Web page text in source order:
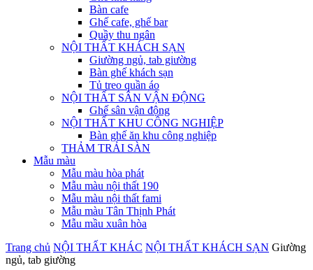
Bàn cafe
Ghế cafe, ghế bar
Quầy thu ngân
NỘI THẤT KHÁCH SẠN
Giường ngủ, tab giường
Bàn ghế khách sạn
Tủ treo quần áo
NỘI THẤT SÂN VẬN ĐỘNG
Ghế sân vận động
NỘI THẤT KHU CÔNG NGHIỆP
Bàn ghế ăn khu công nghiệp
THẢM TRẢI SÀN
Mẫu màu
Mẫu màu hòa phát
Mẫu màu nội thất 190
Mẫu màu nội thất fami
Mẫu màu Tân Thịnh Phát
Mẫu mầu xuân hòa
Trang chủ NỘI THẤT KHÁC NỘI THẤT KHÁCH SẠN Giường
ngủ, tab giường